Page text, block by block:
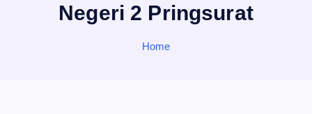
Negeri 2 Pringsurat
Home